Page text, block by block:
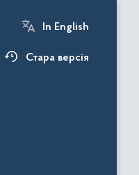
In English
Стара версія